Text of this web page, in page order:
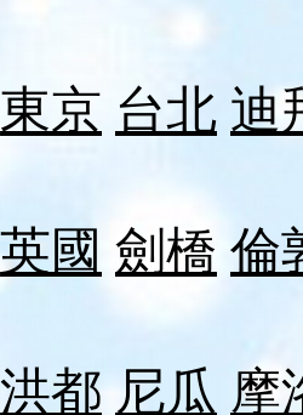
東京 台北 迪
英國 劍橋 倫
洪都 尼瓜 摩